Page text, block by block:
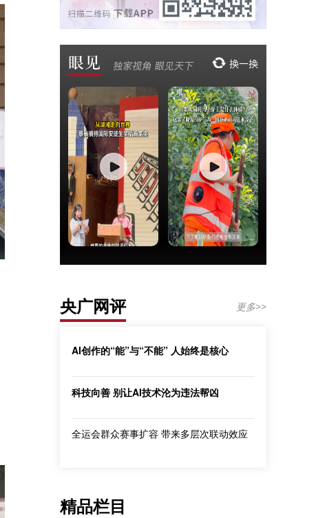
央广网评 更多>>
AI创作的“能”与“不能” 人始终是核心
科技向善 别让AI技术沦为违法帮凶
全运会群众赛事扩容 带来多层次联动效应
精品栏目